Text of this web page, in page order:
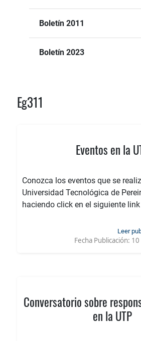
Boletín 2011
Boletín 2023
Eg311
Eventos en la
Conozca los eventos que se
Universidad Tecnológica de
haciendo click en el siguiente link
Leer
Fecha Publicación:
Conversatorio sobre
en la UTP